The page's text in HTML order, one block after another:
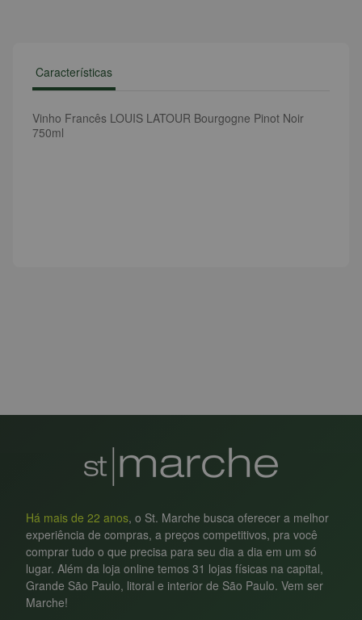
Características
Vinho Francês LOUIS LATOUR Bourgogne Pinot Noir
750ml
Há mais de 22 anos, o St. Marche busca oferecer a melhor
experiência de compras, a preços competitivos, pra você
comprar tudo o que precisa para seu dia a dia em um só
lugar. Além da loja online temos 31 lojas físicas na capital,
Grande São Paulo, litoral e interior de São Paulo. Vem ser
Marche!